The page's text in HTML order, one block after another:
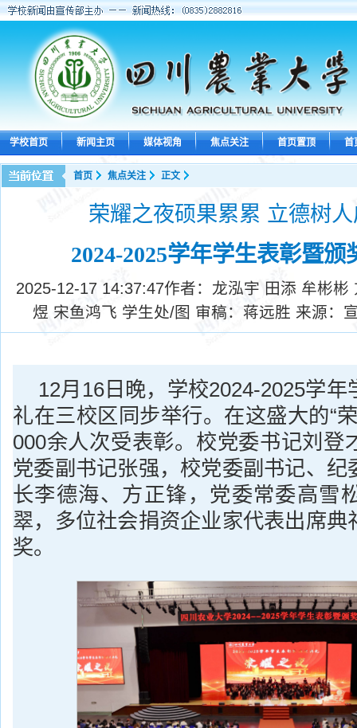
学校首页 新闻主页 媒体视角 焦点关注 首页置顶 首
首页 焦点关注 正文
荣耀之夜硕果累累 立德树
2024-2025学年学生表彰暨颁
2025-12-17 14:37:47作者：龙泓宇 田添 牟彬彬
煜 宋鱼鸿飞 学生处/图 审稿：蒋远胜 来源：
12月16日晚，学校2024-2025学
礼在三校区同步举行。在这盛大的“
000余人次受表彰。校党委书记刘登
党委副书记张强，校党委副书记、纪
长李德海、方正锋，党委常委高雪
翠，多位社会捐资企业家代表出席典
奖。